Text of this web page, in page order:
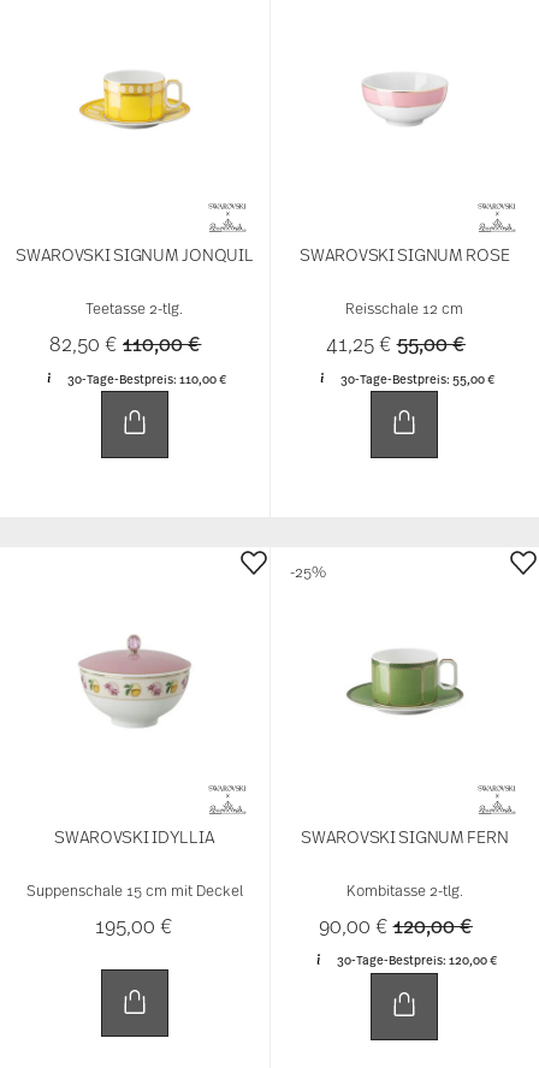
SWAROVSKI SIGNUM JONQUIL
Teetasse 2-tlg.
82,50 €Price reduced from
110,00 €to
30-Tage-Bestpreis:110,00 €
SWAROVSKI SIGNUM ROSE
Reisschale 12 cm
41,25 €Price reduced
55,00 €to
30-Tage-Bestpreis: 55,00 €
SWAROVSKI IDYLLIA
Suppenschale 15 cm mit Deckel
195,00 €
SWAROVSKI SIGNUM FERN
Kombitasse 2-tlg.
90,00 €Price reduced
120,00 €to
30-Tage-Bestpreis:120,00 €
-25%